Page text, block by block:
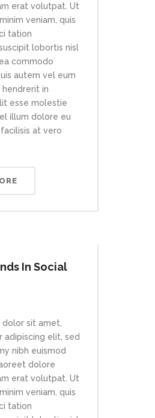
erat volutpat. Ut
veniam, quis
tation
lobortis nisl
commodo
autem vel eum
in
esse molestie
illum dolore eu
at vero
In Social
dolor sit amet,
adipiscing elit, sed
nibh euismod
dolore
erat volutpat. Ut
veniam, quis
tation